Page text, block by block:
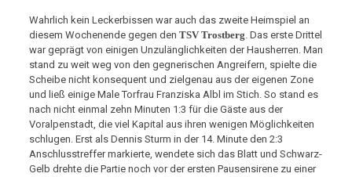
Wahrlich kein Leckerbissen war auch das zweite Heimspiel an
diesem Wochenende gegen den TSV Trostberg. Das erste Drittel
war geprägt von einigen Unzulänglichkeiten der Hausherren. Man
stand zu weit weg von den gegnerischen Angreifern, spielte die
Scheibe nicht konsequent und zielgenau aus der eigenen Zone
und ließ einige Male Torfrau Franziska Albl im Stich. So stand es
nach nicht einmal zehn Minuten 1:3 für die Gäste aus der
Voralpenstadt, die viel Kapital aus ihren wenigen Möglichkeiten
schlugen. Erst als Dennis Sturm in der 14. Minute den 2:3
Anschlusstreffer markierte, wendete sich das Blatt und Schwarz-
Gelb drehte die Partie noch vor der ersten Pausensirene zu einer